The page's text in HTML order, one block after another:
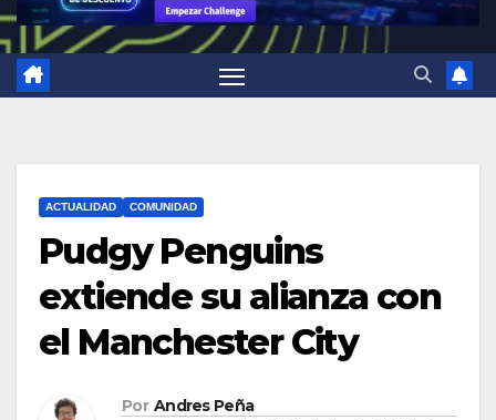
ACTUALIDAD COMUNIDAD
Pudgy Penguins
extiende su alianza con
el Manchester City
Por Andres Peña